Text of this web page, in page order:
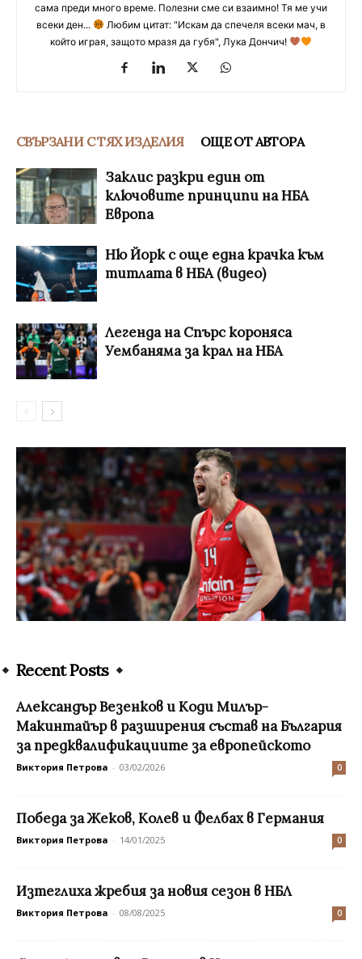
сама преди много време. Полезни сме си взаимно! Тя ме учи
всеки ден...
Любим цитат: "Искам да спечеля всеки мач, в
който играя, защото мразя да губя", Лука Дончич!
СВЪРЗАНИ С ТЯХ ИЗДЕЛИЯ ОЩЕ ОТ АВТОРА
Заклис разкри един от
ключовите принципи на НБА
Европа
Ню Йорк с още една крачка към
титлата в НБА (видео)
Легенда на Спърс короняса
Уембаняма за крал на НБА
Recent Posts
Александър Везенков и Коди Милър-
Макинтайър в разширения състав на България
за предквалификациите за европейското
Виктория Петрова - 03/02/2026 0
Победа за Жеков, Колев и Фелбах в Германия
Виктория Петрова - 14/01/2025 0
Изтеглиха жребия за новия сезон в НБЛ
Виктория Петрова - 08/08/2025 0